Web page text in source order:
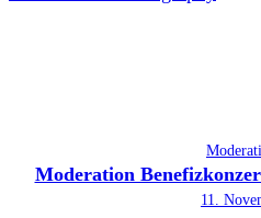
Moderation
11.